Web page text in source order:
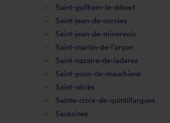
Saint-guilhem-le-désert
Saint-jean-de-cornies
Saint-jean-de-minervois
Saint-martin-de-l'arçon
Saint-nazaire-de-ladarez
Saint-pons-de-mauchiens
Saint-sériès
Sainte-croix-de-quintillargues
Saussines